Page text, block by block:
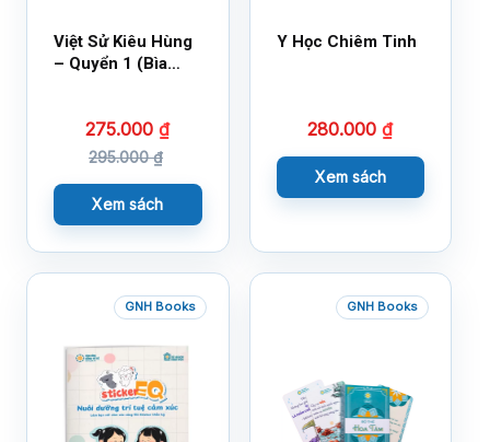
Việt Sử Kiêu Hùng
– Quyển 1 (Bìa
275.000₫
295.000₫
Xem sách
Y Học Chiêm Tinh
280.000₫
Xem sách
GNH Books GNH Books